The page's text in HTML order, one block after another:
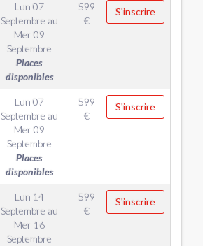
Lun 07
Septembre au
Mer 09
Septembre
Places
disponibles
599
€
S'inscrire
Lun 07
Septembre au
Mer 09
Septembre
Places
disponibles
599
€
S'inscrire
Lun 14
Septembre au
Mer 16
Septembre
599
€
S'inscrire